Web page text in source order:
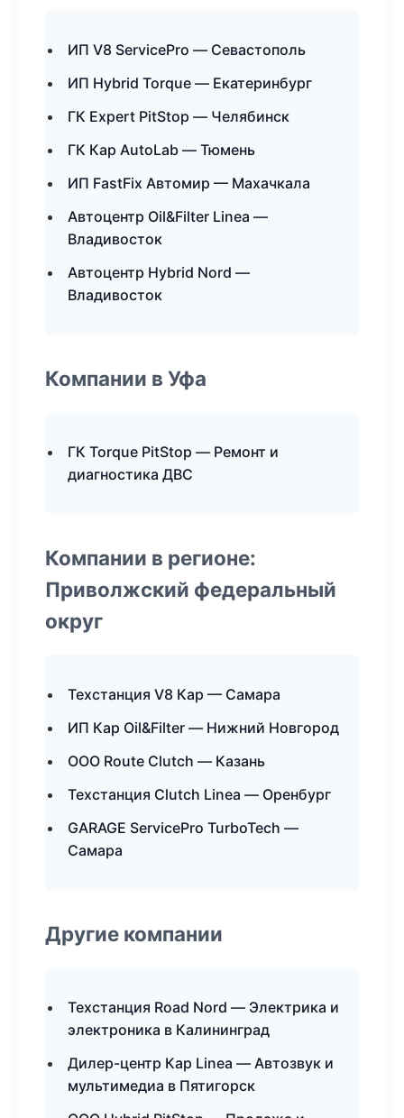
ИП V8 ServicePro — Севастополь
ИП Hybrid Torque — Екатеринбург
ГК Expert PitStop — Челябинск
ГК Кар AutoLab — Тюмень
ИП FastFix Автомир — Махачкала
Автоцентр Oil&Filter Linea —
Владивосток
Автоцентр Hybrid Nord —
Владивосток
Компании в Уфа
ГК Torque PitStop — Ремонт и
диагностика ДВС
Компании в регионе:
Приволжский федеральный
округ
Техстанция V8 Кар — Самара
ИП Кар Oil&Filter — Нижний Новгород
ООО Route Clutch — Казань
Техстанция Clutch Linea — Оренбург
GARAGE ServicePro TurboTech —
Самара
Другие компании
Техстанция Road Nord — Электрика и
электроника в Калининград
Дилер-центр Кар Linea — Автозвук и
мультимедиа в Пятигорск